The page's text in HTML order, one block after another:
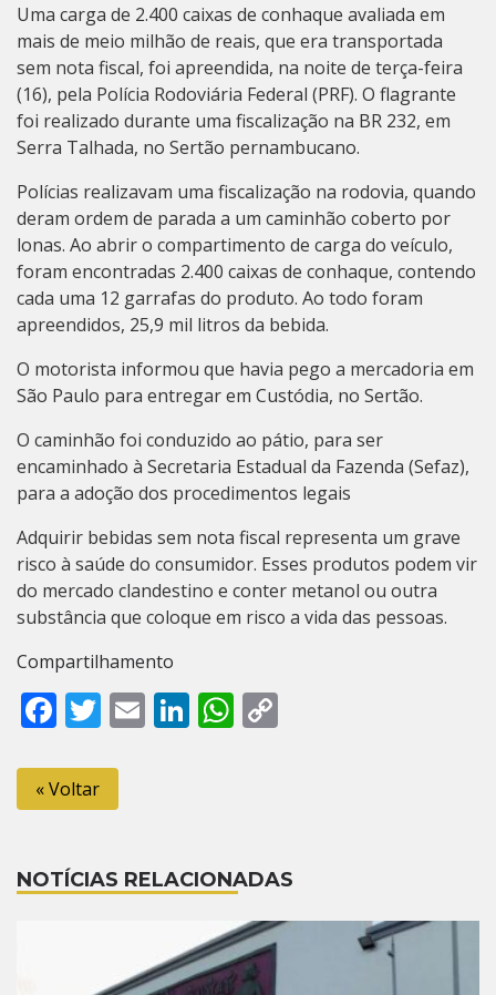
Uma carga de 2.400 caixas de conhaque avaliada em
mais de meio milhão de reais, que era transportada
sem nota fiscal, foi apreendida, na noite de terça-feira
(16), pela Polícia Rodoviária Federal (PRF). O flagrante
foi realizado durante uma fiscalização na BR 232, em
Serra Talhada, no Sertão pernambucano.
Polícias realizavam uma fiscalização na rodovia, quando
deram ordem de parada a um caminhão coberto por
lonas. Ao abrir o compartimento de carga do veículo,
foram encontradas 2.400 caixas de conhaque, contendo
cada uma 12 garrafas do produto. Ao todo foram
apreendidos, 25,9 mil litros da bebida.
O motorista informou que havia pego a mercadoria em
São Paulo para entregar em Custódia, no Sertão.
O caminhão foi conduzido ao pátio, para ser
encaminhado à Secretaria Estadual da Fazenda (Sefaz),
para a adoção dos procedimentos legais
Adquirir bebidas sem nota fiscal representa um grave
risco à saúde do consumidor. Esses produtos podem vir
do mercado clandestino e conter metanol ou outra
substância que coloque em risco a vida das pessoas.
Compartilhamento
Facebook
Twitter
EmailLinkedIn
WhatsApp
« Voltar
NOTÍCIAS RELACIONADAS